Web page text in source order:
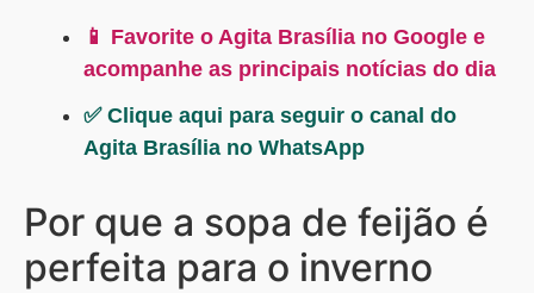
📱 Favorite o Agita Brasília no Google e
acompanhe as principais notícias do dia
✅ Clique aqui para seguir o canal do
Agita Brasília no WhatsApp
Por que a sopa de feijão é
perfeita para o inverno